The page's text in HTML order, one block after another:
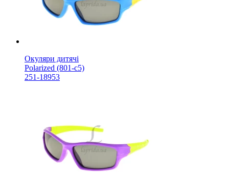
Окуляри дитячі
Polarized (801-с5)
251-18953